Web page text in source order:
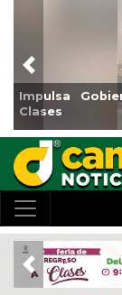
Gobierno
Previous
Previous